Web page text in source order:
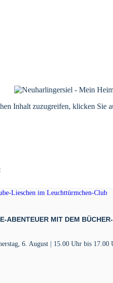
Inhalt zuzugreifen, klicken Sie
ABENTEUER MIT DEM
6. August | 15.00 Uhr bis 17.00